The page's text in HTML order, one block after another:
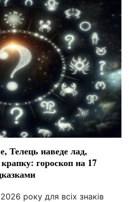
Телець наведе лад,
гороскоп на 17
року для всіх знаків